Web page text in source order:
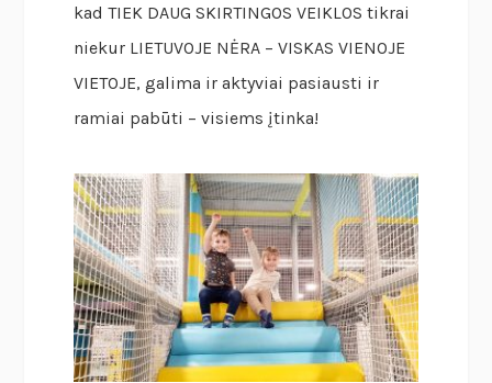
kad TIEK DAUG SKIRTINGOS VEIKLOS tikrai
niekur LIETUVOJE NĖRA – VISKAS VIENOJE
VIETOJE, galima ir aktyviai pasiausti ir
ramiai pabūti – visiems įtinka!